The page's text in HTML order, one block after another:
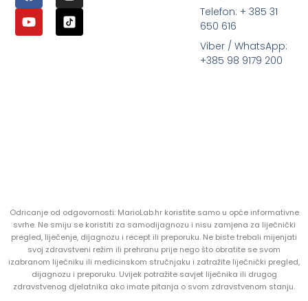
Telefon: + 385 31
650 616
Viber / WhatsApp:
+385 98 9179 200
Odricanje od odgovornosti: MarioLab.hr koristite samo u opće informativne
svrhe. Ne smiju se koristiti za samodijagnozu i nisu zamjena za liječnički
pregled, liječenje, dijagnozu i recept ili preporuku. Ne biste trebali mijenjati
svoj zdravstveni režim ili prehranu prije nego što obratite se svom
izabranom liječniku ili medicinskom stručnjaku i zatražite liječnički pregled,
dijagnozu i preporuku. Uvijek potražite savjet liječnika ili drugog
zdravstvenog djelatnika ako imate pitanja o svom zdravstvenom stanju.